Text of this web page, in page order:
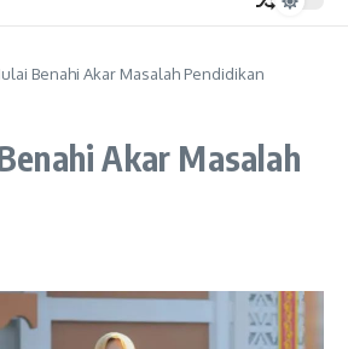
Benahi Akar Masalah Pendidikan
Akar Masalah